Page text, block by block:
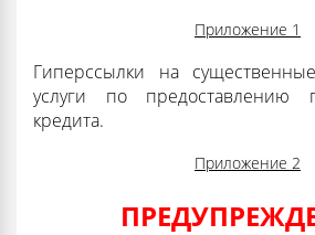
Приложение 1
Гиперссылки на
услуги по предоставлению
кредита.
Приложение 2